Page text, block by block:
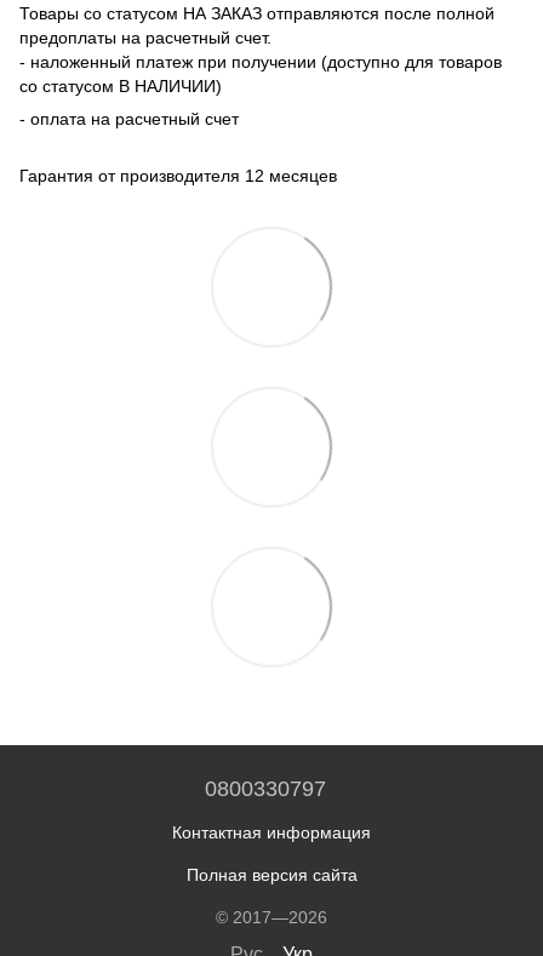
Товары со статусом НА ЗАКАЗ отправляются после полной
предоплаты на расчетный счет.
- наложенный платеж при получении (доступно для товаров
со статусом В НАЛИЧИИ)
- оплата на расчетный счет
Гарантия от производителя 12 месяцев
0800330797
Контактная информация
Полная версия сайта
© 2017—2026